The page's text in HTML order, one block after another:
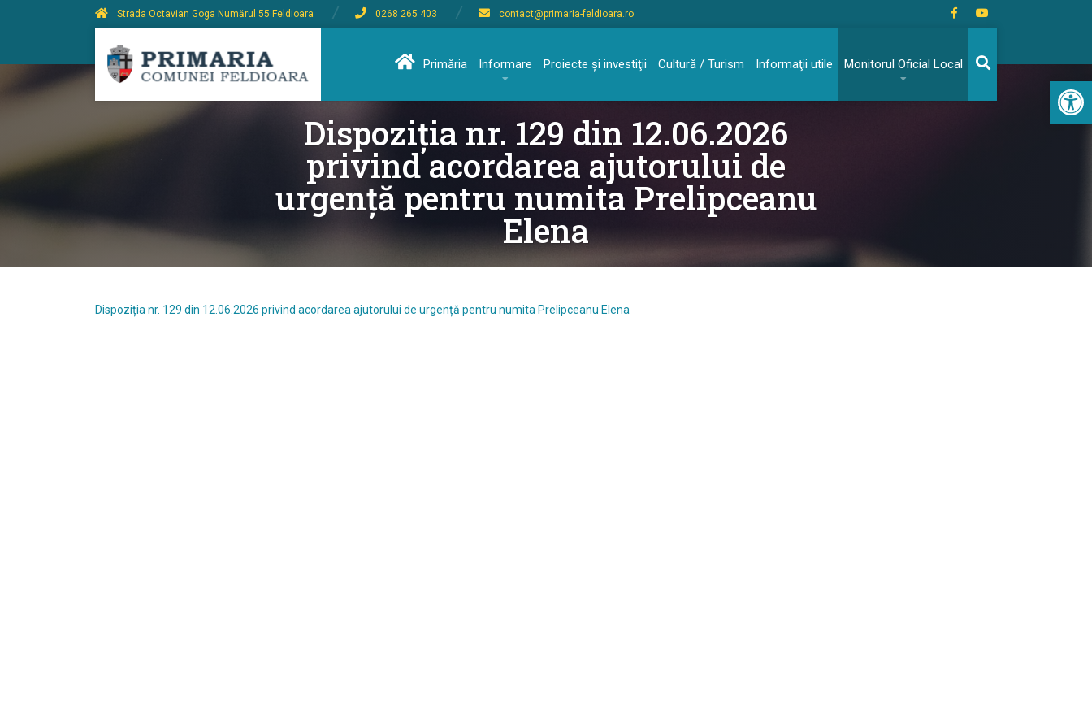
Strada Octavian Goga Numărul 55 Feldioara 0268 265 403 contact@primaria-feldioara.ro
Primăria Informare Proiecte şi investiţii Cultură / Turism Informaţii utile Monitorul Oficial Local
Dispoziția nr. 129 din 12.06.2026
privind acordarea ajutorului de
urgență pentru numita Prelipceanu
Elena
Dispoziția nr. 129 din 12.06.2026 privind acordarea ajutorului de urgență pentru numita Prelipceanu Elena